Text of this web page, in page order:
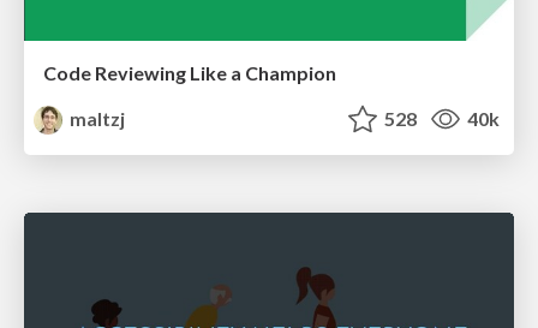
Code Reviewing Like a Champion
maltzj
528 40k